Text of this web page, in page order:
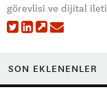
görevlisi ve dijital
SON EKLENENLER